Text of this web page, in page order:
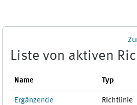
Liste von aktiven
Name Typ
Ergänzende
Richtlinie